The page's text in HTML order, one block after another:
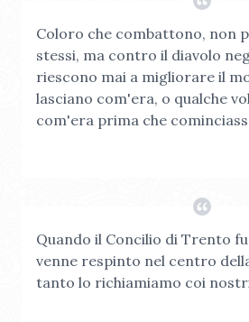
Coloro che combattono, non
stessi, ma contro il diavolo
riescono mai a migliorare il
lasciano com'era, o qualche
com'era prima che
Quando il Concilio di Trento
venne respinto nel centro
tanto lo richiamiamo coi